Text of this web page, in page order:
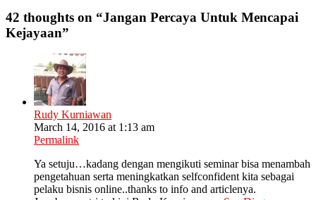
42 thoughts on “Jangan Percaya Untuk Mencapai
Kejayaan”
Rudy Kurniawan
March 14, 2016 at 1:13 am
Permalink
Ya setuju…kadang dengan mengikuti seminar bisa menambah
pengetahuan serta meningkatkan selfconfident kita sebagai
pelaku bisnis online..thanks to info and articlenya.